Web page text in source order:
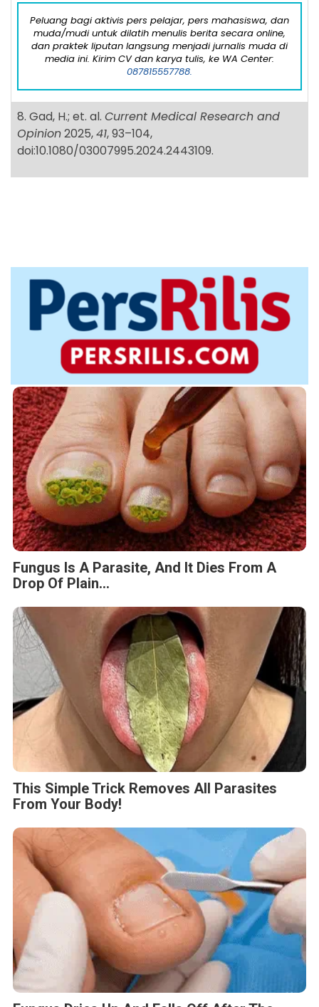
Peluang bagi aktivis pers pelajar, pers mahasiswa, dan
muda/mudi untuk dilatih menulis berita secara online,
dan praktek liputan langsung menjadi jurnalis muda di
media ini. Kirim CV dan karya tulis, ke WA Center:
087815557788.
8. Gad, H.; et. al. Current Medical Research and
Opinion2025,41, 93–104,
doi:10.1080/03007995.2024.2443109.
Fungus Is A Parasite, And It Dies From A
Drop Of Plain...
This Simple Trick Removes All Parasites
From Your Body!